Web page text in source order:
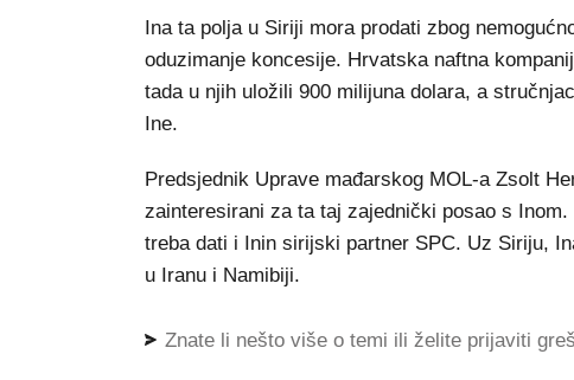
Ina ta polja u Siriji mora prodati zbog
oduzimanje koncesije. Hrvatska naftna
tada u njih uložili 900 milijuna dolara, a
Ine.
Predsjednik Uprave mađarskog MOL-a Zsolt
zainteresirani za ta taj zajednički posao s
treba dati i Inin sirijski partner SPC. Uz Siriju,
u Iranu i Namibiji.
Znate li nešto više o temi ili želite prijaviti